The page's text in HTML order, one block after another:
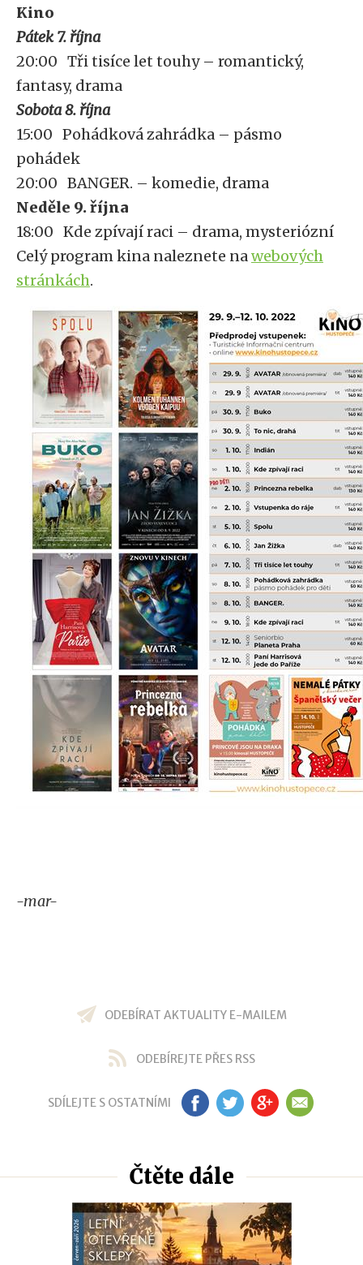
Kino
Pátek 7. října
20:00 Tři tisíce let touhy – romantický,
fantasy, drama
Sobota 8. října
15:00 Pohádková zahrádka – pásmo
pohádek
20:00 BANGER. – komedie, drama
Neděle 9. října
18:00 Kde zpívají raci – drama, mysteriózní
Celý program kina naleznete nawebových
stránkách.
-mar-
ODEBÍRAT AKTUALITY E-MAILEM
ODEBÍREJTE PŘES RSS
SDÍLEJTE S OSTATNÍMI FB TW GP EM
Čtěte dále